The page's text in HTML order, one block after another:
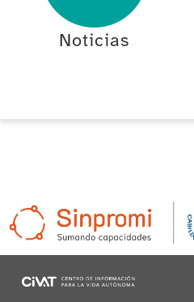
Noticias